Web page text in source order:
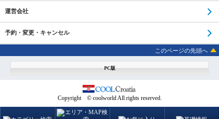
運営会社
予約・変更・キャンセル
このページの先頭へ
PC版
Copyright © coolworld All rights reserved.